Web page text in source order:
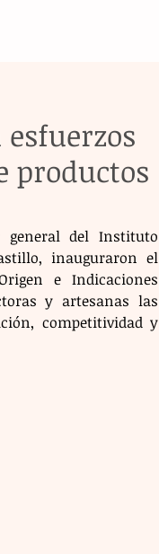
productos
general del Instituto
inauguraron el
e Indicaciones
y artesanas las
competitividad y